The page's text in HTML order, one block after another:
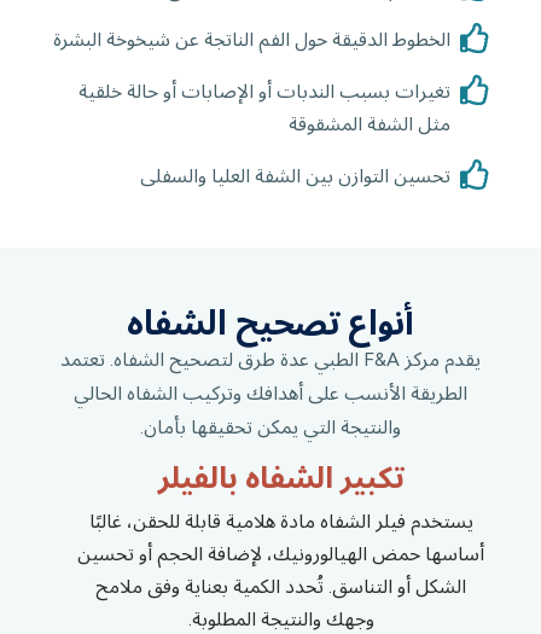
الخطوط الدقيقة حول الفم الناتجة عن شيخوخة البشرة
تغيرات بسبب الندبات أو الإصابات أو حالة خلقية
مثل الشفة المشقوقة
تحسين التوازن بين الشفة العليا والسفلى
أنواع تصحيح الشفاه
يقدم مركز F&A الطبي عدة طرق لتصحيح الشفاه. تعتمد
الطريقة الأنسب على أهدافك وتركيب الشفاه الحالي
والنتيجة التي يمكن تحقيقها بأمان.
تكبير الشفاه بالفيلر
يستخدم فيلر الشفاه مادة هلامية قابلة للحقن، غالبًا
أساسها حمض الهيالورونيك، لإضافة الحجم أو تحسين
الشكل أو التناسق. تُحدد الكمية بعناية وفق ملامح
وجهك والنتيجة المطلوبة.